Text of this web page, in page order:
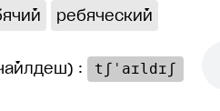
ребяческий
: tʃˈaɪldɪʃ